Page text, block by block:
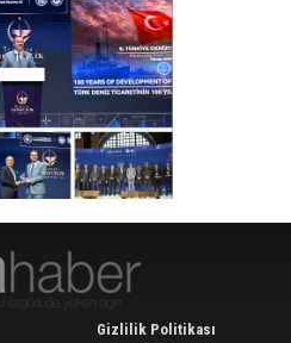
Gizlilik Politikası